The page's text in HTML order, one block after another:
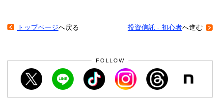
トップページへ戻る 投資信託 - 初心者へ進む
FOLLOW